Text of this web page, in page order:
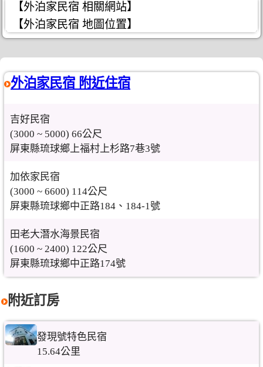
【外泊家民宿 相關網站】
【外泊家民宿 地圖位置】
外泊家民宿 附近住宿
吉好民宿
(3000 ~ 5000) 66公尺
屏東縣琉球鄉上福村上杉路7巷3號
加依家民宿
(3000 ~ 6600) 114公尺
屏東縣琉球鄉中正路184、184-1號
田老大潛水海景民宿
(1600 ~ 2400) 122公尺
屏東縣琉球鄉中正路174號
附近訂房
發現號特色民宿
15.64公里